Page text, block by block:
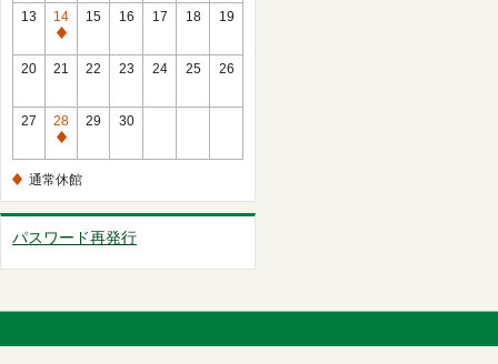
常
休
館
13
14
通
常
館
15 16 17 18 19
20 21 22 23 24 25 26
27
28
通
休
館
29 30
通常休館
パスワード再発行